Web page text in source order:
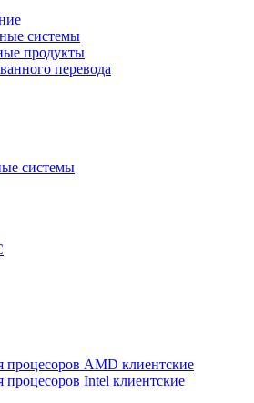
системы
продукты
перевода
системы
процесоров AMD клиентские
Intel клиентские